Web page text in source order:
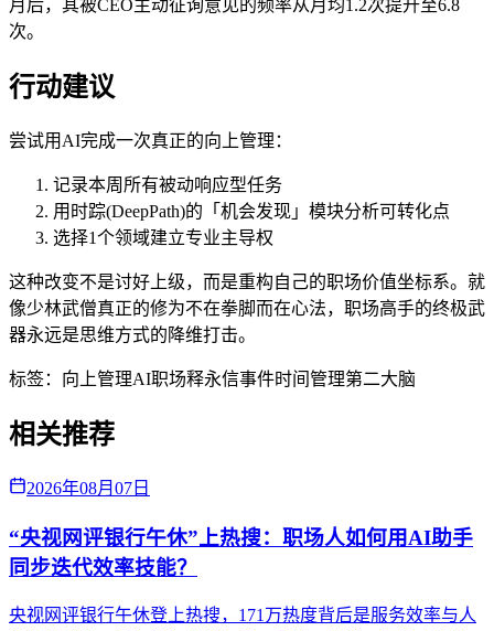
月后，其被CEO主动征询意见的频率从月均1.2次提升至6.8
次。
行动建议
尝试用AI完成一次真正的向上管理：
记录本周所有被动响应型任务
用时踪(DeepPath)的「机会发现」模块分析可转化点
选择1个领域建立专业主导权
这种改变不是讨好上级，而是重构自己的职场价值坐标系。就
像少林武僧真正的修为不在拳脚而在心法，职场高手的终极武
器永远是思维方式的降维打击。
标签： 向上管理AI职场释永信事件时间管理第二大脑
相关推荐
2026年08月07日
“央视网评银行午休”上热搜：职场人如何用AI助手
同步迭代效率技能？
央视网评银行午休登上热搜，171万热度背后是服务效率与人